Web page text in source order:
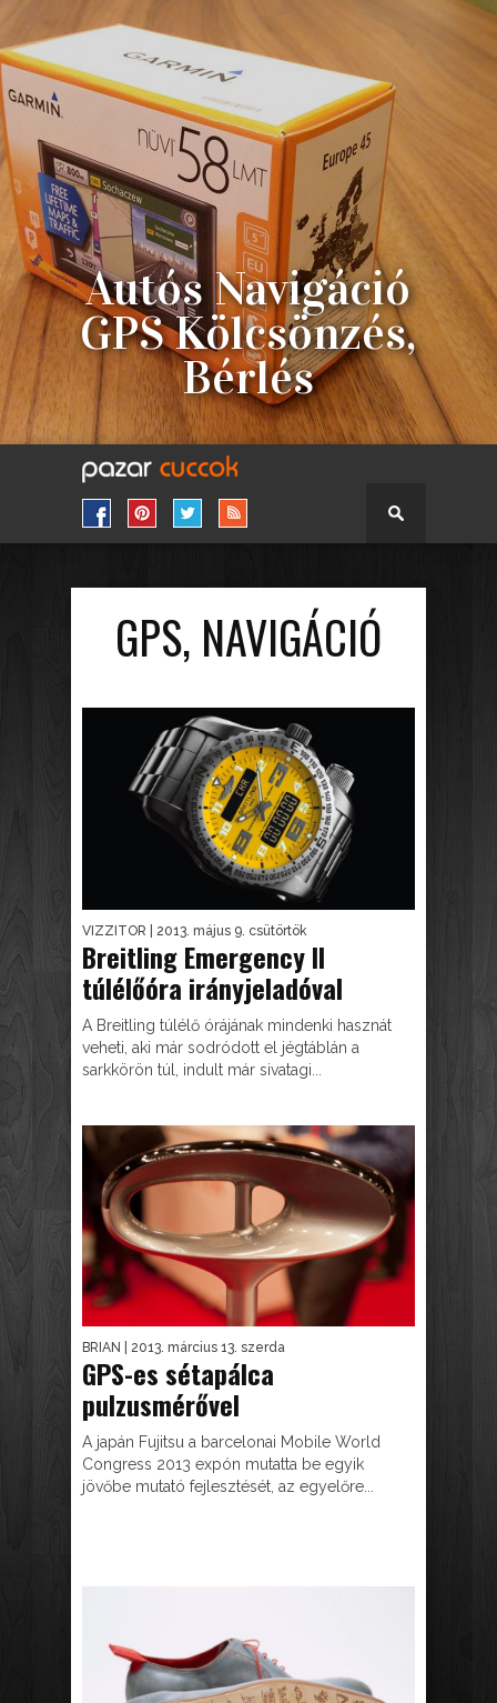
Autós Navigáció
GPS Kölcsönzés,
Bérlés
GPS, NAVIGÁCIÓ
VIZZITOR | 2013. május 9. csütörtök
Breitling Emergency II
túlélőóra irányjeladóval
A Breitling túlélő órájának mindenki hasznát
veheti, aki már sodródott el jégtáblán a
sarkkörön túl, indult már sivatagi...
BRIAN | 2013. március 13. szerda
GPS-es sétapálca
pulzusmérővel
A japán Fujitsu a barcelonai Mobile World
Congress 2013 expón mutatta be egyik
jövőbe mutató fejlesztését, az egyelőre...